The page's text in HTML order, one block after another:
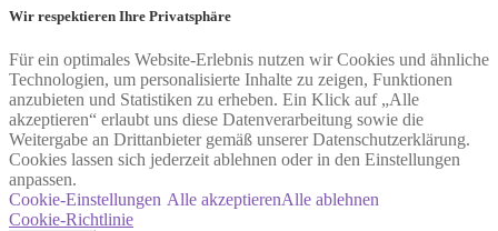
Wir respektieren Ihre Privatsphäre
Für ein optimales Website-Erlebnis nutzen wir Cookies und ähnliche
Technologien, um personalisierte Inhalte zu zeigen, Funktionen
anzubieten und Statistiken zu erheben. Ein Klick auf „Alle
akzeptieren“ erlaubt uns diese Datenverarbeitung sowie die
Weitergabe an Drittanbieter gemäß unserer Datenschutzerklärung.
Cookies lassen sich jederzeit ablehnen oder in den Einstellungen
anpassen.
Cookie-Einstellungen Alle akzeptierenAlle ablehnen
Cookie-Richtlinie